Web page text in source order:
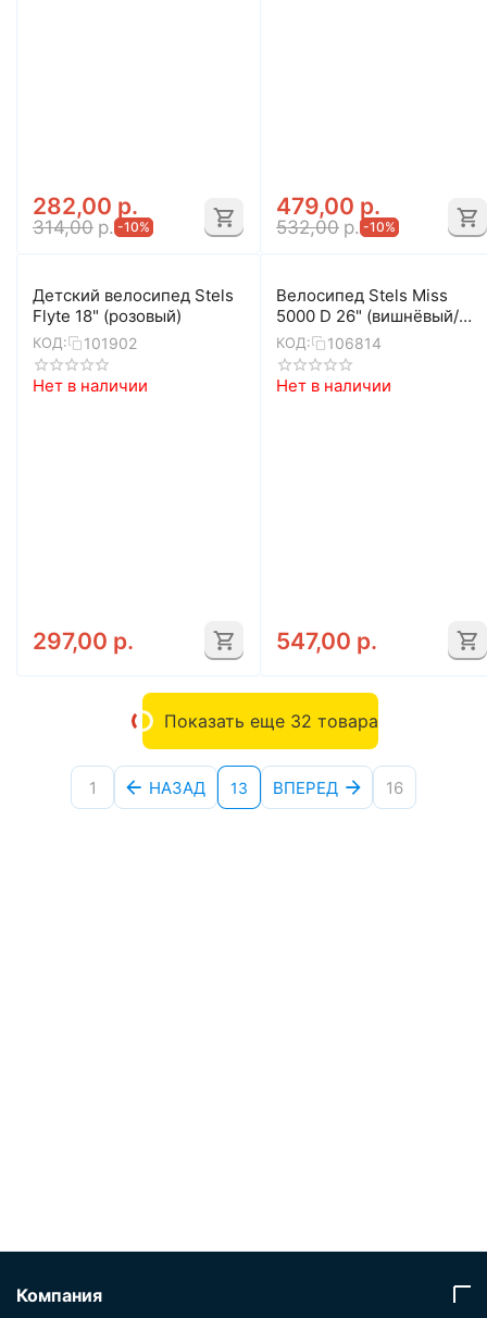
282,00 р.
314,00 р. -10%
479,00 р.
532,00 р. -10%
Детский велосипед Stels
Flyte 18" (розовый)
КОД: 101902
Нет в наличии
297,00 р.
Велосипед Stels Miss
5000 D 26" (вишнёвый/
розовый)
КОД: 106814
Нет в наличии
547,00 р.
Показать еще 32 товара
1 НАЗАД 13 ВПЕРЕД 16
Компания